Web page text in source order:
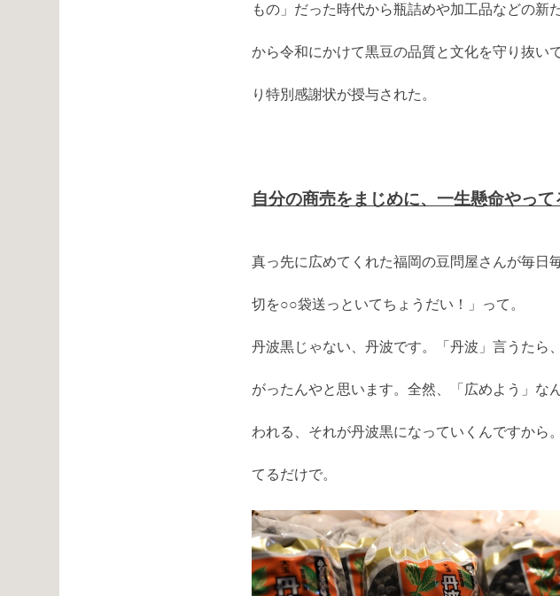
もの」だった時代から瓶詰めや加工品などの
から令和にかけて黒豆の品質と文化を守り抜い
り特別感謝状が授与された。
自分の商売をまじめに、一生懸命やって
真っ先に広めてくれた福岡の豆問屋さんが毎日
切を○○袋送っといてちょうだい！」って。
丹波黒じゃない、丹波です。「丹波」言うたら
がったんやと思います。全然、「広めよう」な
われる、それが丹波黒になっていくんですから
てるだけで。